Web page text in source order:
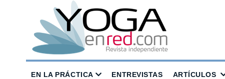
EN LA PRÁCTICA ENTREVISTAS ARTÍCULOS